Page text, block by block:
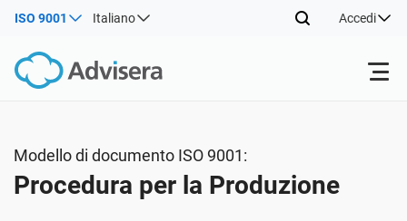
ISO 9001 Italiano Accedi
ISO 27001
Risorse gratuite
Modello di documento ISO 9001:
Procedura per la Produzione